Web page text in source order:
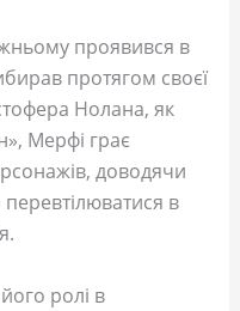
проявився в
протягом своєї
Нолана, як
Мерфі грає
доводячи
в
ролі в